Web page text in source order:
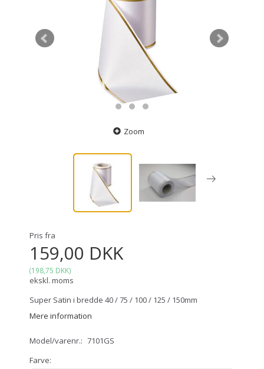
Zoom
Pris fra
159,00 DKK
(198,75 DKK)
ekskl. moms
Super Satin i bredde 40 / 75 / 100 / 125 / 150mm
Mere information
Model/varenr.: 7101GS
Farve: